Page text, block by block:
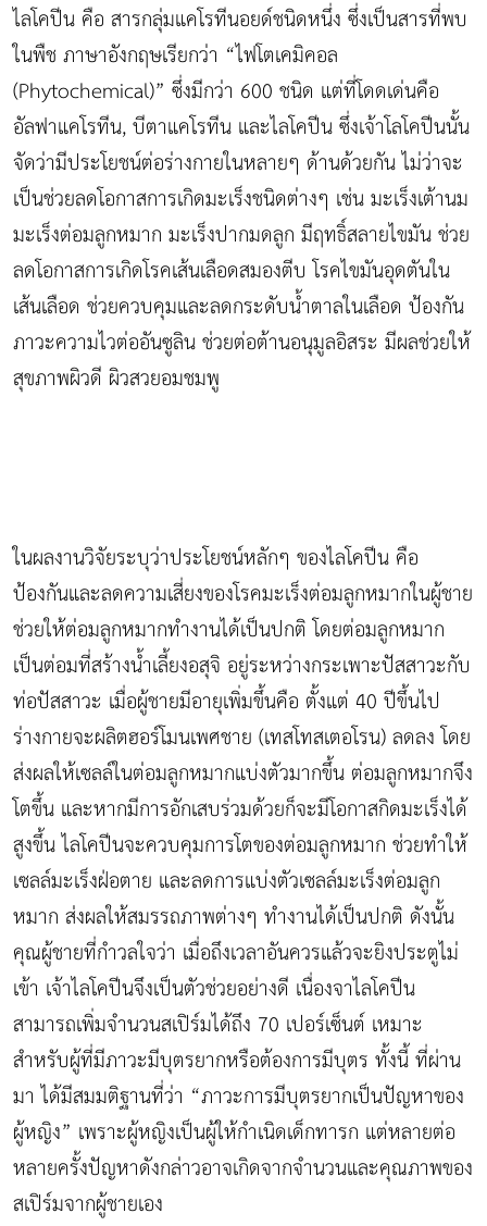
ไลโคปีน คือ สารกลุ่มแคโรทีนอยด์ชนิดหนึ่ง ซึ่งเป็นสารที่พบ
ในพืช ภาษาอังกฤษเรียกว่า “ไฟโตเคมิคอล
(Phytochemical)” ซึ่งมีกว่า 600 ชนิด แต่ที่โดดเด่นคือ
อัลฟาแคโรทีน, บีตาแคโรทีน และไลโคปีน ซึ่งเจ้าโลโคปีนนั้น
จัดว่ามีประโยชน์ต่อร่างกายในหลายๆ ด้านด้วยกัน ไม่ว่าจะ
เป็นช่วยลดโอกาสการเกิดมะเร็งชนิดต่างๆ เช่น มะเร็งเต้านม
มะเร็งต่อมลูกหมาก มะเร็งปากมดลูก มีฤทธิ์สลายไขมัน ช่วย
ลดโอกาสการเกิดโรคเส้นเลือดสมองตีบ โรคไขมันอุดตันใน
เส้นเลือด ช่วยควบคุมและลดกระดับน้ำตาลในเลือด ป้องกัน
ภาวะความไวต่ออันซูลิน ช่วยต่อต้านอนุมูลอิสระ มีผลช่วยให้
สุขภาพผิวดี ผิวสวยอมชมพู
ในผลงานวิจัยระบุว่าประโยชน์หลักๆ ของไลโคปีน คือ
ป้องกันและลดความเสี่ยงของโรคมะเร็งต่อมลูกหมากในผู้ชาย
ช่วยให้ต่อมลูกหมากทำงานได้เป็นปกติ โดยต่อมลูกหมาก
เป็นต่อมที่สร้างน้ำเลี้ยงอสุจิ อยู่ระหว่างกระเพาะปัสสาวะกับ
ท่อปัสสาวะ เมื่อผู้ชายมีอายุเพิ่มขึ้นคือ ตั้งแต่ 40 ปีขึ้นไป
ร่างกายจะผลิตฮอร์โมนเพศชาย (เทสโทสเตอโรน) ลดลง โดย
ส่งผลให้เซลล์ในต่อมลูกหมากแบ่งตัวมากขึ้น ต่อมลูกหมากจึง
โตขึ้น และหากมีการอักเสบร่วมด้วยก็จะมีโอกาสกิดมะเร็งได้
สูงขึ้น ไลโคปีนจะควบคุมการโตของต่อมลูกหมาก ช่วยทำให้
เซลล์มะเร็งฝ่อตาย และลดการแบ่งตัวเซลล์มะเร็งต่อมลูก
หมาก ส่งผลให้สมรรถภาพต่างๆ ทำงานได้เป็นปกติ ดังนั้น
คุณผู้ชายที่กำวลใจว่า เมื่อถึงเวลาอันควรแล้วจะยิงประตูไม่
เข้า เจ้าไลโคปีนจึงเป็นตัวช่วยอย่างดี เนื่องจาไลโคปีน
สามารถเพิ่มจำนวนสเปิร์มได้ถึง 70 เปอร์เซ็นต์ เหมาะ
สำหรับผู้ที่มีภาวะมีบุตรยากหรือต้องการมีบุตร ทั้งนี้ ที่ผ่าน
มา ได้มีสมมติฐานที่ว่า “ภาวะการมีบุตรยากเป็นปัญหาของ
ผู้หญิง” เพราะผู้หญิงเป็นผู้ให้กำเนิดเด็กทารก แต่หลายต่อ
หลายครั้งปัญหาดังกล่าวอาจเกิดจากจำนวนและคุณภาพของ
สเปิร์มจากผู้ชายเอง